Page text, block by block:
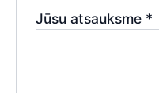
Jūsu atsauksme *